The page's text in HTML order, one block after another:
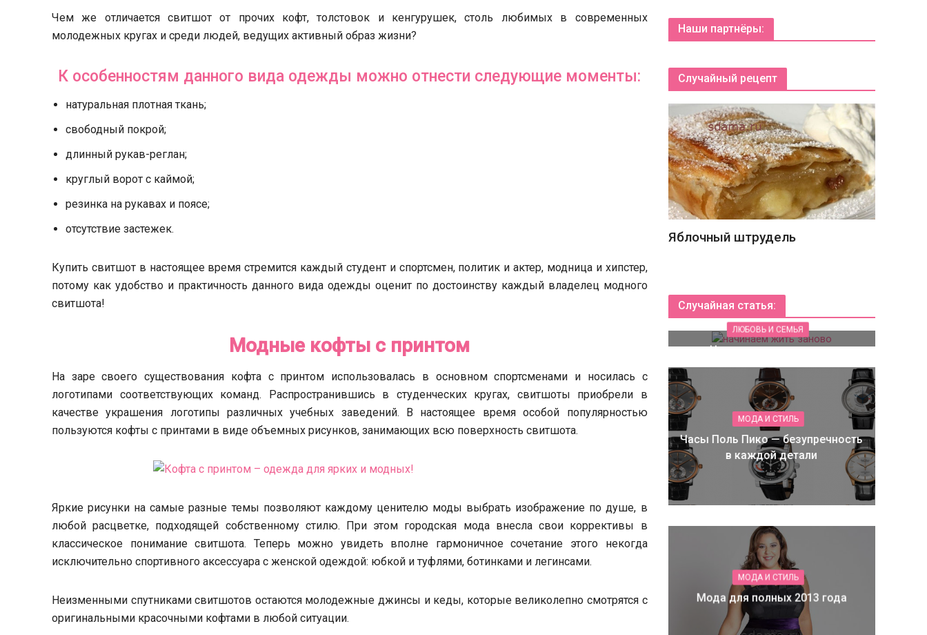
Чем же отличается свитшот от прочих кофт, толстовок и кенгурушек, столь любимых в современных
молодежных кругах и среди людей, ведущих активный образ жизни?
К особенностям данного вида одежды можно отнести следующие моменты:
натуральная плотная ткань;
свободный покрой;
длинный рукав-реглан;
круглый ворот с каймой;
резинка на рукавах и поясе;
отсутствие застежек.
Купить свитшот в настоящее время стремится каждый студент и спортсмен, политик и актер, модница и хипстер,
потому как удобство и практичность данного вида одежды оценит по достоинству каждый владелец модного
свитшота!
Модные кофты с принтом
На заре своего существования кофта с принтом использовалась в основном спортсменами и носилась с
логотипами соответствующих команд. Распространившись в студенческих кругах, свитшоты приобрели в
качестве украшения логотипы различных учебных заведений. В настоящее время особой популярностью
пользуются кофты с принтами в виде объемных рисунков, занимающих всю поверхность свитшота.
Яркие рисунки на самые разные темы позволяют каждому ценителю моды выбрать изображение по душе, в
любой расцветке, подходящей собственному стилю. При этом городская мода внесла свои коррективы в
классическое понимание свитшота. Теперь можно увидеть вполне гармоничное сочетание этого некогда
исключительно спортивного аксессуара с женской одеждой: юбкой и туфлями, ботинками и легинсами.
Неизменными спутниками свитшотов остаются молодежные джинсы и кеды, которые великолепно смотрятся с
оригинальными красочными кофтами в любой ситуации.
Наши партнёры:
Случайный рецепт
Яблочный штрудель
Случайная статья:
ЛЮБОВЬ И СЕМЬЯ
Начинаем жить заново
МОДА И СТИЛЬ
Часы Поль Пико — безупречность
в каждой детали
МОДА И СТИЛЬ
Мода для полных 2013 года